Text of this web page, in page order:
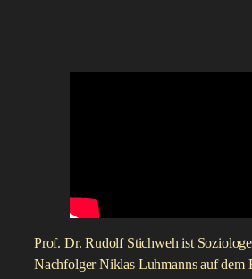
Prof. Dr. Rudolf Stichweh ist
Nachfolger Niklas Luhmanns auf dem